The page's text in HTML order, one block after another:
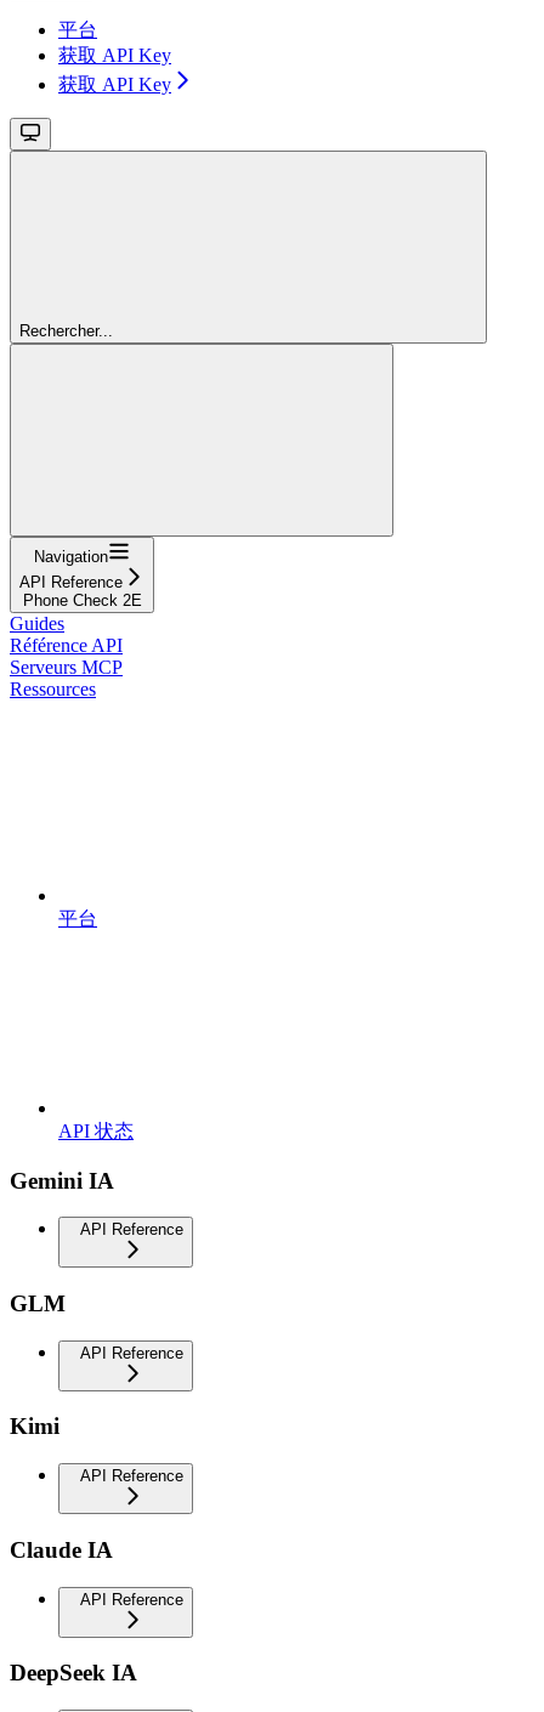
平台
获取 API Key
获取 API Key
Rechercher...
Navigation
API Reference
Phone Check 2E
Guides
Référence API
Serveurs MCP
Ressources
平台
API 状态
Gemini IA
API Reference
GLM
API Reference
Kimi
API Reference
Claude IA
API Reference
DeepSeek IA